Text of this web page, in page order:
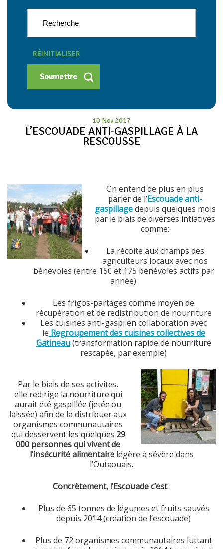
RÉINITIALISER
10 Nov 2017
L’ESCOUADE ANTI-GASPILLAGE À LA
RESCOUSSE
On entend de plus en plus
parler de l’Escouade anti-
gaspillage depuis quelques mois
par le biais de diverses intiatives
comme:
La récolte aux champs des
agriculteurs locaux avec nos
bénévoles (entre 150 et 175 bénévoles actifs par
année)
Les frigos-partages comme moyen de
récupération et de redistribution de nourriture
Les cuisines anti-gaspi en collaboration avec
le Regroupement des cuisines collectives de
Gatineau(transformation rapide de nourriture
rescapée, par exemple)
Par le biais de ses activités,
elle redirige la nourriture qui
aurait été gaspillée (jetée ou
laissée) afin de la distribuer aux
organismes communautaires
qui desservent les quelques 29
000 personnes qui vivent de
l’insécurité alimentairelégère à sévère dans
l’Outaouais.
Concrètement, l’Escouade c’est:
Plus de 65 tonnes de légumes et fruits sauvés
depuis 2014 (création de l’escouade)
Plus de 72 organismes communautaires luttant